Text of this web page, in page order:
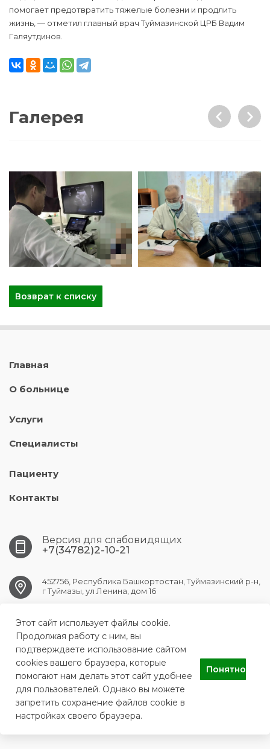
помогает предотвратить тяжелые болезни и продлить
жизнь, — отметил главный врач Туймазинской ЦРБ Вадим
Галяутдинов.
Галерея
Возврат к списку
Главная
О больнице
Услуги
Специалисты
Пациенту
Контакты
Версия для слабовидящих
+7(34782)2-10-21
452756, Республика Башкортостан, Туймазинский р-н,
г Туймазы, ул Ленина, дом 16
tuymazy.crb@doctorrb.ru
ГБУЗ РБ Туймазинская центральная районная больница
Этот сайт использует файлы cookie.
Продолжая работу с ним, вы
подтверждаете использование сайтом
cookies вашего браузера, которые
помогают нам делать этот сайт удобнее
для пользователей. Однако вы можете
запретить сохранение файлов cookie в
настройках своего браузера.
Понятно